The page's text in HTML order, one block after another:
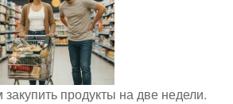
продукты на две недели.